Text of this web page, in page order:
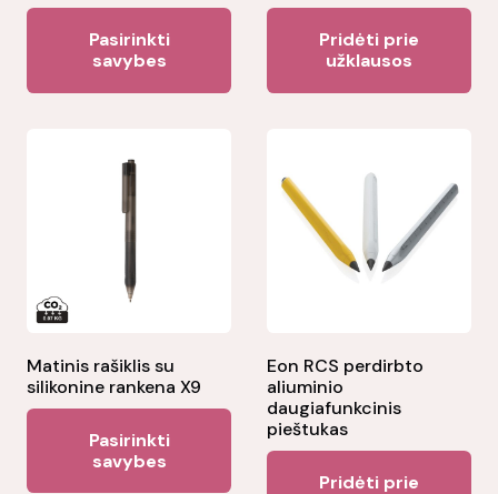
Pasirinkti
savybes
has
options
product
page
Pridėti prie
užklausos
Matinis rašiklis su
silikonine rankena X9
Pasirinkti
savybes
This
product
has
Eon RCS perdirbto
aliuminio
daugiafunkcinis
pieštukas
Pridėti prie